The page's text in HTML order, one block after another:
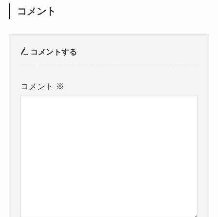
コメント
コメントする
コメント ※